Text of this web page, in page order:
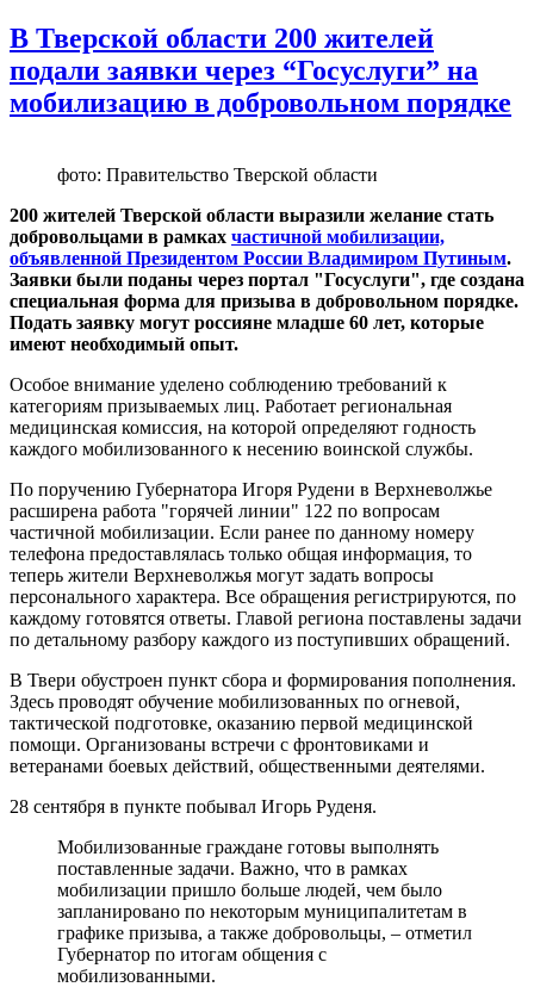
В Тверской области 200 жителей
подали заявки через “Госуслуги” на
мобилизацию в добровольном порядке
фото: Правительство Тверской области
200 жителей Тверской области выразили желание стать
добровольцами в рамках частичной мобилизации,
объявленной Президентом России Владимиром Путиным.
Заявки были поданы через портал "Госуслуги", где создана
специальная форма для призыва в добровольном порядке.
Подать заявку могут россияне младше 60 лет, которые
имеют необходимый опыт.
Особое внимание уделено соблюдению требований к
категориям призываемых лиц. Работает региональная
медицинская комиссия, на которой определяют годность
каждого мобилизованного к несению воинской службы.
По поручению Губернатора Игоря Рудени в Верхневолжье
расширена работа "горячей линии" 122 по вопросам
частичной мобилизации. Если ранее по данному номеру
телефона предоставлялась только общая информация, то
теперь жители Верхневолжья могут задать вопросы
персонального характера. Все обращения регистрируются, по
каждому готовятся ответы. Главой региона поставлены задачи
по детальному разбору каждого из поступивших обращений.
В Твери обустроен пункт сбора и формирования пополнения.
Здесь проводят обучение мобилизованных по огневой,
тактической подготовке, оказанию первой медицинской
помощи. Организованы встречи с фронтовиками и
ветеранами боевых действий, общественными деятелями.
28 сентября в пункте побывал Игорь Руденя.
Мобилизованные граждане готовы выполнять
поставленные задачи. Важно, что в рамках
мобилизации пришло больше людей, чем было
запланировано по некоторым муниципалитетам в
графике призыва, а также добровольцы, – отметил
Губернатор по итогам общения с
мобилизованными.